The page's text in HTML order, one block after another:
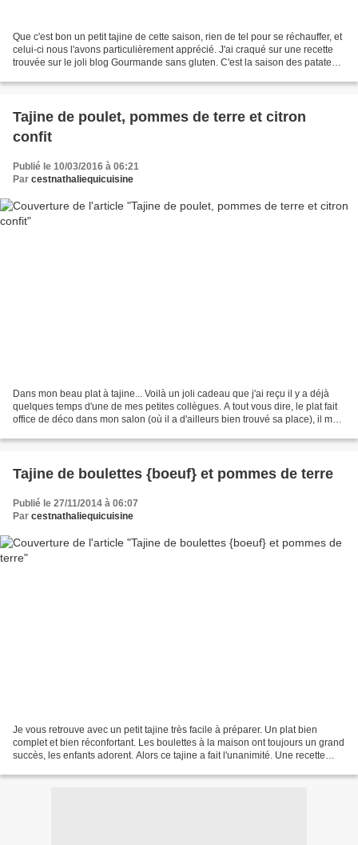
Que c'est bon un petit tajine de cette saison, rien de tel pour se réchauffer, et
celui-ci nous l'avons particulièrement apprécié. J'ai craqué sur une recette
trouvée sur le joli blog Gourmande sans gluten. C'est la saison des patates
Tajine de poulet, pommes de terre et citron
confit
Publié le 10/03/2016 à 06:21
Par cestnathaliequicuisine
Dans mon beau plat à tajine... Voilà un joli cadeau que j'ai reçu il y a déjà
quelques temps d'une de mes petites collègues. A tout vous dire, le plat fait
office de déco dans mon salon (où il a d'ailleurs bien trouvé sa place), il me
Tajine de boulettes {boeuf} et pommes de terre
Publié le 27/11/2014 à 06:07
Par cestnathaliequicuisine
Je vous retrouve avec un petit tajine très facile à préparer. Un plat bien
complet et bien réconfortant. Les boulettes à la maison ont toujours un grand
succès, les enfants adorent. Alors ce tajine a fait l'unanimité. Une recette